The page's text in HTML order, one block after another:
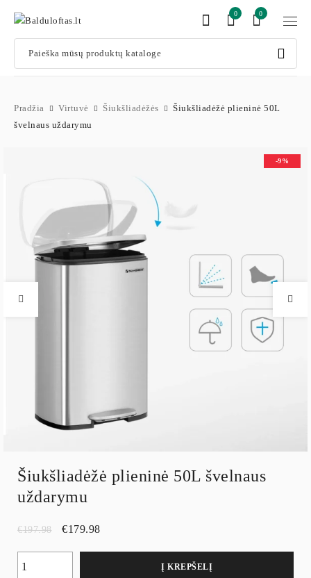
0
0
Pradžia Virtuvė Šiukšliadėžės
Šiukšliadėžė plieninė 50L
švelnaus uždarymu
-9%
Šiukšliadėžė plieninė 50L švelnaus
uždarymu
€197.98 €179.98
Į KREPŠELĮ